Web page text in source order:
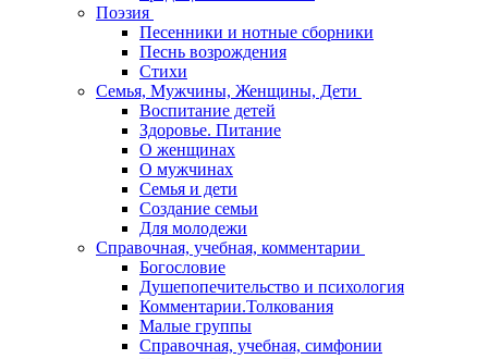
Поэзия
Песенники и нотные сборники
Песнь возрождения
Стихи
Семья, Мужчины, Женщины, Дети
Воспитание детей
Здоровье. Питание
О женщинах
О мужчинах
Семья и дети
Создание семьи
Для молодежи
Справочная, учебная, комментарии
Богословие
Душепопечительство и психология
Комментарии.Толкования
Малые группы
Справочная, учебная, симфонии